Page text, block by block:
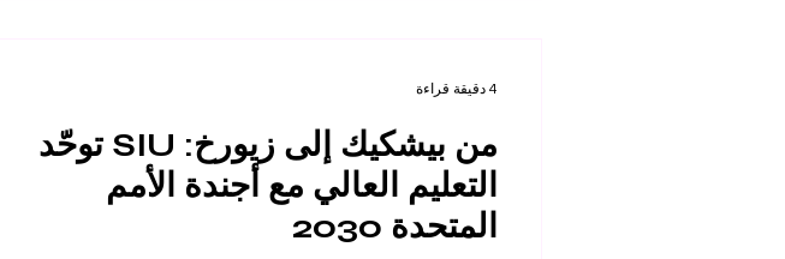
من بيشكيك إلى زيورخ: SIU توحّد
التعليم العالي مع أجندة الأمم
المتحدة 2030
4 دقيقة قراءة